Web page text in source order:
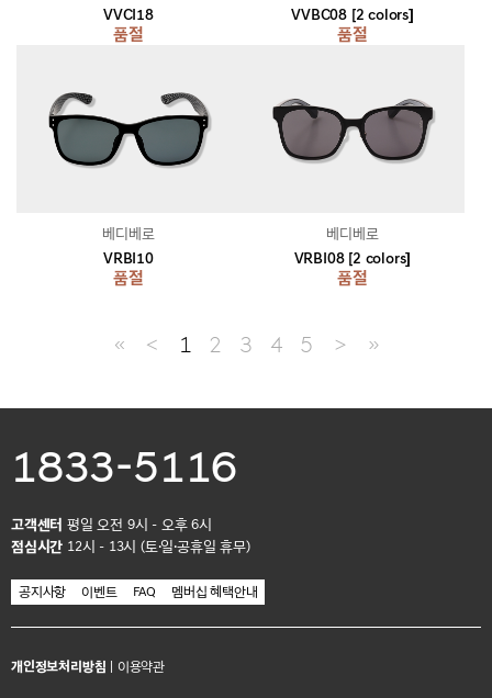
VVCI18
품절
VVBC08 [2 colors]
품절
VRBI10
품절
베디베로
VRBI08 [2 colors]
품절
베디베로
≪ ＜ 1 2 3 4 5 ＞ ≫
1833-5116
고객센터 평일 오전 9시 - 오후 6시
점심시간 12시 - 13시 (토·일·공휴일 휴무)
공지사항 이벤트 FAQ 멤버십 혜택안내
개인정보처리방침 이용약관